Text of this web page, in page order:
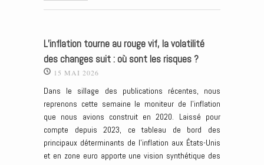
L’inflation tourne au rouge vif, la volatilité
des changes suit : où sont les risques ?
15 MAI 2026
Dans le sillage des publications récentes, nous
reprenons cette semaine le moniteur de l’inflation
que nous avions construit en 2020. Laissé pour
compte depuis 2023, ce tableau de bord des
principaux déterminants de l’inflation aux États-Unis
et en zone euro apporte une vision synthétique des